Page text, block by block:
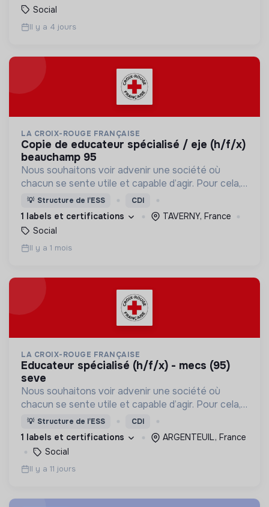
Social
Il y a 4 jours
LA CROIX-ROUGE FRANÇAISE
copie de educateur spécialisé / eje (h/f/x)
beauchamp 95
Nous souhaitons voir advenir une société où
chacun se sente utile et capable d’agir. Pour cela,
nous proposons des moyens et des lieux
d’engagement innovants et adaptés à tous.
💡 Structure de l’ESS CDI
1 labels et certifications
TAVERNY, France
Social
Il y a 1 mois
LA CROIX-ROUGE FRANÇAISE
educateur spécialisé (h/f/x) - mecs (95)
seve
Nous souhaitons voir advenir une société où
chacun se sente utile et capable d’agir. Pour cela,
nous proposons des moyens et des lieux
d’engagement innovants et adaptés à tous.
💡 Structure de l’ESS CDI
1 labels et certifications
ARGENTEUIL, France
Social
Il y a 11 jours